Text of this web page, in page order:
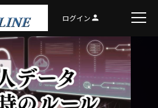
ログインperson